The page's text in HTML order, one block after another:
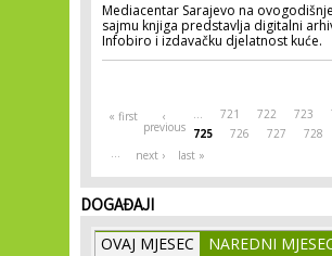
Mediacentar Sarajevo na
sajmu knjiga predstavlja digitalni
Infobiro i izdavačku djelatnost kuće.
Pages
« first ‹
previous
… 721 722 723
725
726 727 728
…
next › last »
DOGAĐAJI
OVAJ MJESEC
NAREDNI